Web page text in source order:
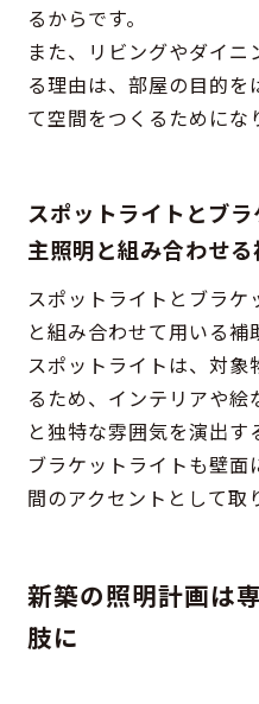
るからです。
また、リビングやダイニ
る理由は、部屋の目的
て空間をつくるためにな
スポットライトとブラ
主照明と組み合わせ
スポットライトとブラ
と組み合わせて用いる補
スポットライトは、対象
るため、インテリアや絵
と独特な雰囲気を演出す
ブラケットライトも壁面
間のアクセントとして取
新築の照明計画は
肢に